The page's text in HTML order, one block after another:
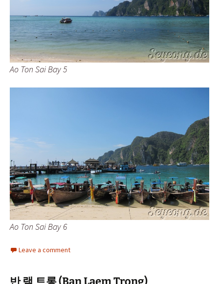
Ao Ton Sai Bay 5
Ao Ton Sai Bay 6
Leave a comment